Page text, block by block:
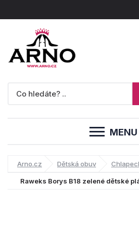
MENU
Arno.cz Dětská obuv
Raweks Borys B18 zelené dětské